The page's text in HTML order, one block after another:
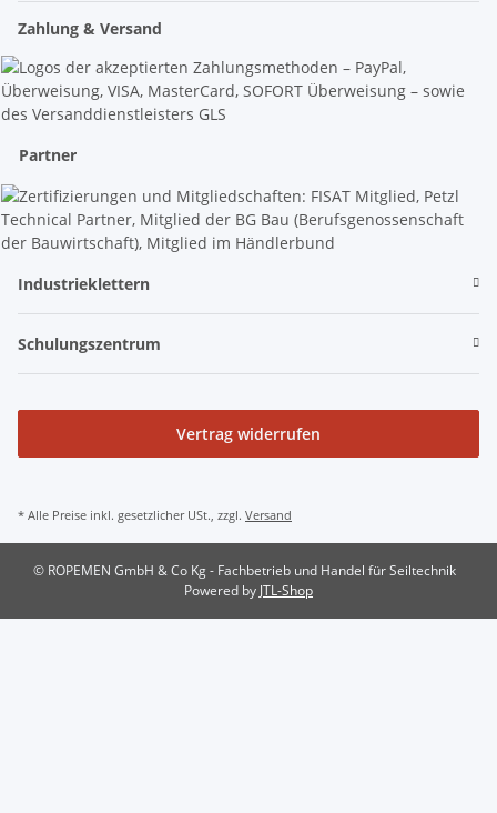
Zahlung & Versand
Partner
Industrieklettern
Schulungszentrum
Vertrag widerrufen
* Alle Preise inkl. gesetzlicher USt., zzgl. Versand
© ROPEMEN GmbH & Co Kg - Fachbetrieb und Handel für Seiltechnik
Powered by JTL-Shop